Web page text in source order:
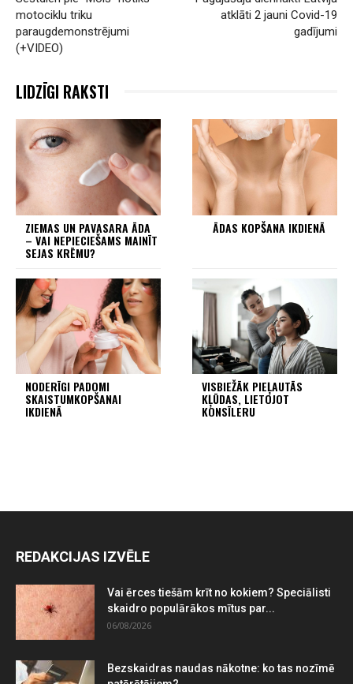
motociklu triku
paraugdemonstrējumi
(+VIDEO)
atklāti 2 jauni Covid-19
gadījumi
LIDZĪGI RAKSTI
ZIEMAS UN PAVASARA ĀDA
– VAI NEPIECIEŠAMS MAINĪT
SEJAS KRĒMU?
ĀDAS KOPŠANA IKDIENĀ
NODERĪGI PADOMI
SKAISTUMKOPŠANAI
IKDIENĀ
VISBIEŽĀK PIEĻAUTĀS
KĻŪDAS, LIETOJOT
KONSĪLERU
REDAKCIJAS IZVĒLE
Vai ērces tiešām krīt no kokiem? Speciālisti
skaidro populārākos mītus par...
06/08/2026
Bezskaidras naudas nākotne: ko tas nozīmē